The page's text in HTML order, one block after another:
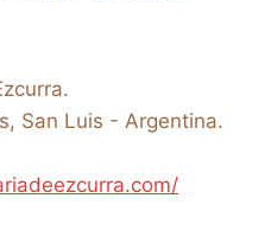
San Luis - Argentina.